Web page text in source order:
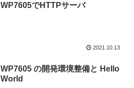
WP7605でHTTPサーバ
2021.10.13
WP7605 の開発環境整備と Hello
World